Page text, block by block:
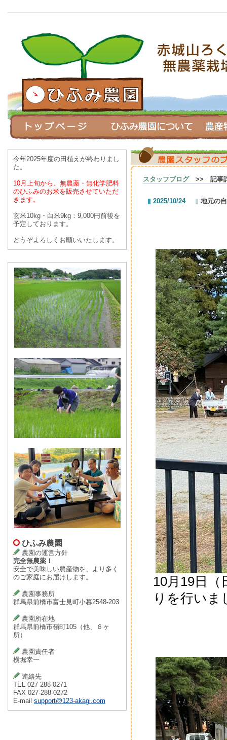
今年2025年度の田植えが終わりまし
た。
10月上旬から、無農薬・無化学肥料
のひふみのお米を販売させていただ
きます。
玄米10kg・白米9kg：9,000円前後を
予定しております。
どうぞよろしくお願いいたします。
ひふみ農園
農園の運営方針
完全無農薬！
安全で美味しい農産物を、より多く
のご家庭にお届けします。
農園事務所
群馬県前橋市富士見町小暮2548-203
農園所在地
群馬県前橋市嶺町105（他、６ヶ
所）
農園責任者
横堀幸一
連絡先
TEL 027-288-0271
FAX 027-288-0272
E-mail support@123-akagi.com
スタッフブログ>> 記事
2025/10/24 地元の
10月19日
りを行いま